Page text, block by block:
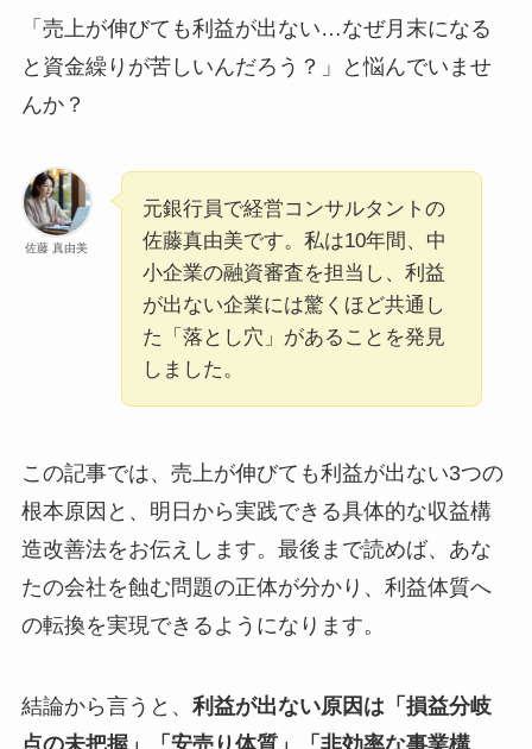
「売上が伸びても利益が出ない…なぜ月末になる
と資金繰りが苦しいんだろう？」と悩んでいませ
んか？
佐藤 真由美
元銀行員で経営コンサルタントの
佐藤真由美です。私は10年間、中
小企業の融資審査を担当し、利益
が出ない企業には驚くほど共通し
た「落とし穴」があることを発見
しました。
この記事では、売上が伸びても利益が出ない3つの
根本原因と、明日から実践できる具体的な収益構
造改善法をお伝えします。最後まで読めば、あな
たの会社を蝕む問題の正体が分かり、利益体質へ
の転換を実現できるようになります。
結論から言うと、 利益が出ない原因は「損益分岐
点の未把握」「安売り体質」「非効率な事業構